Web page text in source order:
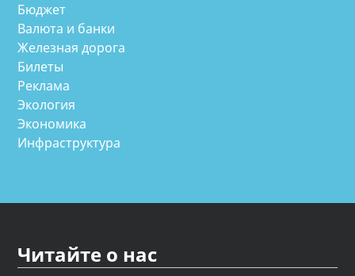
Бюджет
Валюта и банки
Железная дорога
Билеты
Реклама
Экология
Экономика
Инфраструктура
Читайте о нас